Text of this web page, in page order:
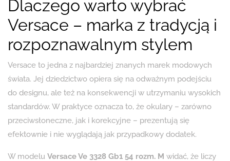
Dlaczego warto wybrać
Versace – marka z tradycją i
rozpoznawalnym stylem
Versace to jedna z najbardziej znanych marek modowych
świata. Jej dziedzictwo opiera się na odważnym podejściu
do designu, ale też na konsekwencji w utrzymaniu wysokich
standardów. W praktyce oznacza to, że okulary – zarówno
przeciwsłoneczne, jak i korekcyjne – prezentują się
efektownie i nie wyglądają jak przypadkowy dodatek.
W modelu Versace Ve 3328 Gb1 54 rozm. M widać, że liczy